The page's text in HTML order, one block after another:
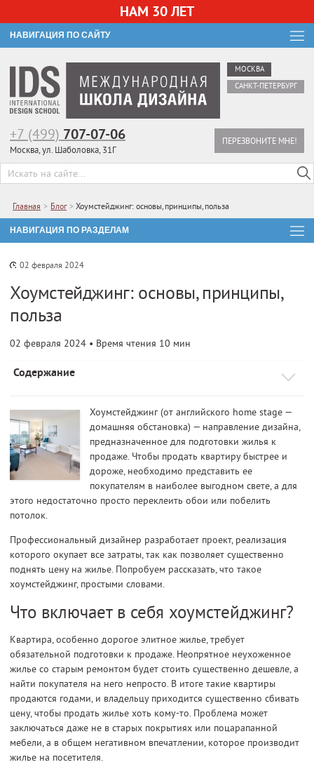
НАМ 30 ЛЕТ
НАВИГАЦИЯ ПО САЙТУ
МОСКВА
САНКТ-ПЕТЕРБУРГ
ПЕРЕЗВОНИТЕ МНЕ!
+7 (499) 707-07-06
Москва, ул. Шаболовка, 31Г
Главная > Блог > Хоумстейджинг: основы, принципы, польза
02 февраля 2024
Хоумстейджинг: основы, принципы,
польза
02 февраля 2024 • Время чтения 10 мин
Содержание
Хоумстейджинг (от английского home stage —
домашняя обстановка) — направление дизайна,
предназначенное для подготовки жилья к
продаже. Чтобы продать квартиру быстрее и
дороже, необходимо представить ее
покупателям в наиболее выгодном свете, а для
этого недостаточно просто переклеить обои или побелить
потолок.
Профессиональный дизайнер разработает проект, реализация
которого окупает все затраты, так как позволяет существенно
поднять цену на жилье. Попробуем рассказать, что такое
хоумстейджинг, простыми словами.
Что включает в себя хоумстейджинг?
Квартира, особенно дорогое элитное жилье, требует
обязательной подготовки к продаже. Неопрятное неухоженное
жилье со старым ремонтом будет стоить существенно дешевле, а
найти покупателя на него непросто. В итоге такие квартиры
продаются годами, и владельцу приходится существенно сбивать
цену, чтобы продать жилье хоть кому-то. Проблема может
заключаться даже не в старых покрытиях или поцарапанной
мебели, а в общем негативном впечатлении, которое производит
жилье на посетителя.
НАВИГАЦИЯ ПО РАЗДЕЛАМ